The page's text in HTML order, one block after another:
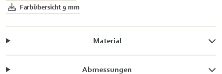
Farbübersicht 9 mm
Material
Abmessungen